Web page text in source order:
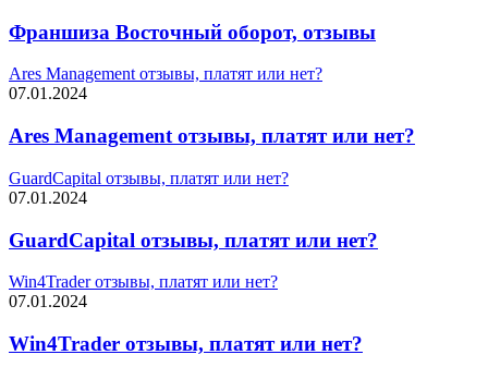
Франшиза Восточный оборот, отзывы
Ares Management отзывы, платят или нет?
07.01.2024
Ares Management отзывы, платят или нет?
GuardCapital отзывы, платят или нет?
07.01.2024
GuardCapital отзывы, платят или нет?
Win4Trader отзывы, платят или нет?
07.01.2024
Win4Trader отзывы, платят или нет?